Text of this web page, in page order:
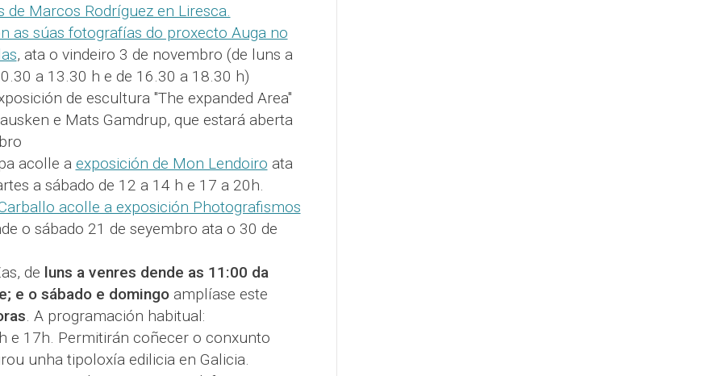
de Marcos Rodríguez en Liresca.
as súas fotografías do proxecto Auga no
, ata o vindeiro 3 de novembro (de luns a
a 13.30 h e de 16.30 a 18.30 h)
de escultura "The expanded Area"
e Mats Gamdrup, que estará aberta
acolle a exposición de Mon Lendoiro ata
a sábado de 12 a 14 h e 17 a 20h.
acolle a exposición Photografismos
o sábado 21 de seyembro ata o 30 de
de luns a venres dende as 11:00 da
e o sábado e domingoamplíase este
. A programación habitual:
e 17h. Permitirán coñecer o conxunto
unha tipoloxía edilicia en Galicia.